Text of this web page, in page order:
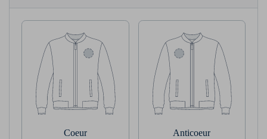
Coeur Anticoeur